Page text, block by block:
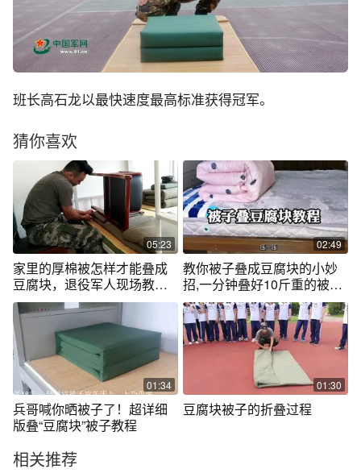
班长高石龙以最快速度最高标准获得冠军。
猜你喜欢
05:23
家里的厚棉被怎样才能叠成
豆腐块，退役军人现场教你
方法，真实用
02:49
教你被子叠成豆腐块的小妙
招,一分钟叠好10斤重的被子,
简单又整齐
01:34
兵哥喊你晒被子了！超详细
版叠“豆腐块”被子教程
01:30
豆腐块被子的折叠过程
相关推荐